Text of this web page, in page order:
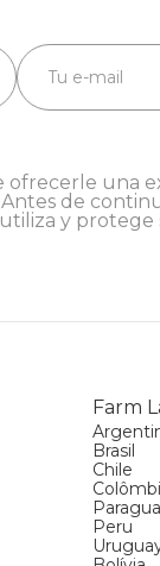
ofrecerle una
de
y protege
Farm
Brasil
Chile
Peru